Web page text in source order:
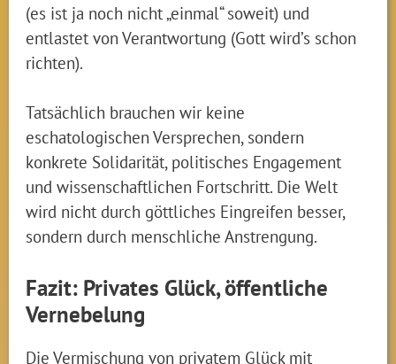
(es ist ja noch nicht „einmal“ soweit) und
entlastet von Verantwortung (Gott wird’s schon
richten).
Tatsächlich brauchen wir keine
eschatologischen Versprechen, sondern
konkrete Solidarität, politisches Engagement
und wissenschaftlichen Fortschritt. Die Welt
wird nicht durch göttliches Eingreifen besser,
sondern durch menschliche Anstrengung.
Fazit: Privates Glück, öffentliche
Vernebelung
Die Vermischung von privatem Glück mit